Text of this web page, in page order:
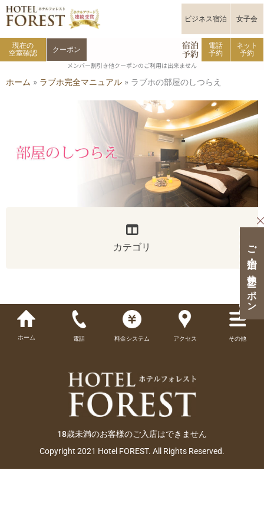
内
容
プ
ビジネス宿泊 女子会
現在の
空室確認
クーポン 宿泊
予約
電話
予約
ネット
予約
メンバー割引き他クーポンのご利用は出来ません
ホーム » ラブホ完全マニュアル » ラブホの部屋のしつらえ
カテゴリ
ホーム 電話 料金システム アクセス その他
18歳未満のお客様のご入店はできません
Copyright 2021 Hotel FOREST. All Rights Reserved.
ご宿泊・ご休憩クーポン